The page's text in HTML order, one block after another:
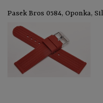
Pasek Bros 0584, Oponka,